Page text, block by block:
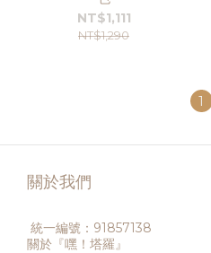
NT$1,111
NT$1,290
1
關於我們
統一編號：91857138
關於『嘿！塔羅』